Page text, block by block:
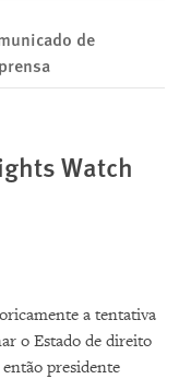
de
Watch
a tentativa
o Estado de direito
presidente